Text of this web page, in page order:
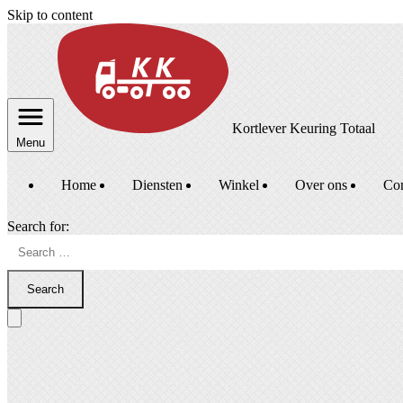
Skip to content
Menu
Kortlever Keuring Totaal
Home Diensten Winkel Over ons
Search for:
Search